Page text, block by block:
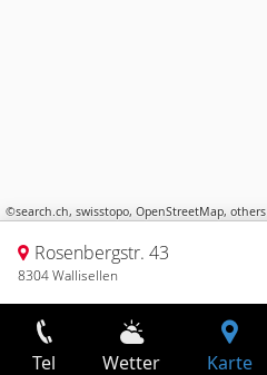
©search.ch, swisstopo, OpenStreetMap, others
Rosenbergstr. 43
8304 Wallisellen
Tel Wetter Karte